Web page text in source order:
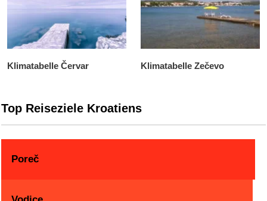
Klimatabelle Červar Klimatabelle Zečevo
Top Reiseziele Kroatiens
Poreč